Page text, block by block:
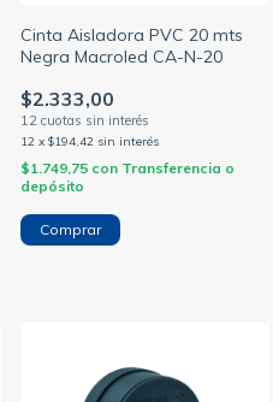
Cinta Aisladora PVC 20 mts
Negra Macroled CA-N-20
$2.333,00
12 x$194,42 sin interés
$1.749,75 con Transferencia o
depósito